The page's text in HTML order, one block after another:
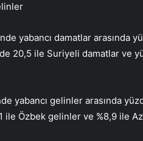
yabancı damatlar arasında
20,5 ile Suriyeli damatlar ve
yabancı gelinler arasında
ile Özbek gelinler ve %8,9 ile